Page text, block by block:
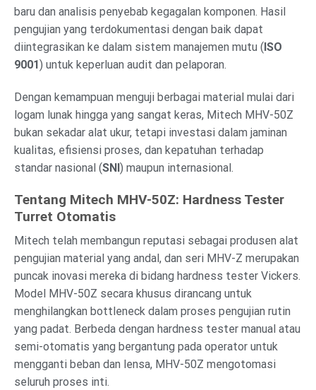
baru dan analisis penyebab kegagalan komponen. Hasil
pengujian yang terdokumentasi dengan baik dapat
diintegrasikan ke dalam sistem manajemen mutu (ISO
9001) untuk keperluan audit dan pelaporan.
Dengan kemampuan menguji berbagai material mulai dari
logam lunak hingga yang sangat keras, Mitech MHV-50Z
bukan sekadar alat ukur, tetapi investasi dalam jaminan
kualitas, efisiensi proses, dan kepatuhan terhadap
standar nasional (SNI) maupun internasional.
Tentang Mitech MHV-50Z: Hardness Tester
Turret Otomatis
Mitech telah membangun reputasi sebagai produsen alat
pengujian material yang andal, dan seri MHV-Z merupakan
puncak inovasi mereka di bidang hardness tester Vickers.
Model MHV-50Z secara khusus dirancang untuk
menghilangkan bottleneck dalam proses pengujian rutin
yang padat. Berbeda dengan hardness tester manual atau
semi-otomatis yang bergantung pada operator untuk
mengganti beban dan lensa, MHV-50Z mengotomasi
seluruh proses inti.